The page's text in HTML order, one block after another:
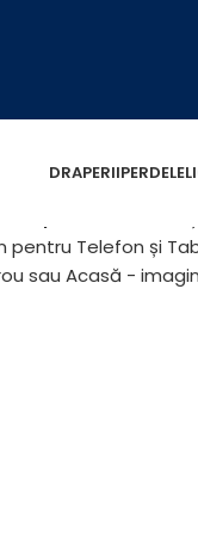
DRAPERIIPERDELE